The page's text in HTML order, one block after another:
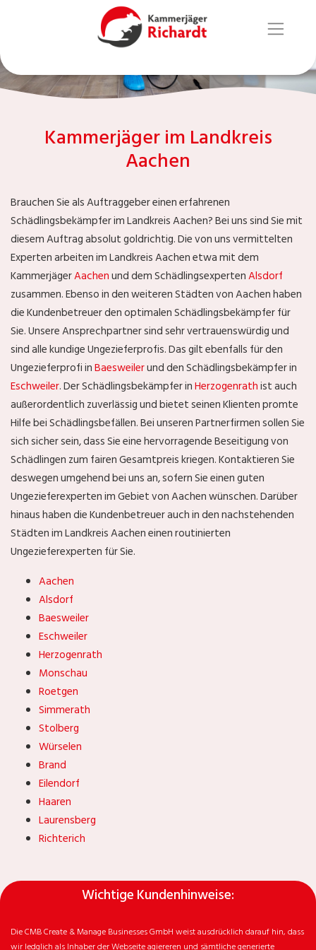
Kammerjäger im Landkreis
Aachen
Brauchen Sie als Auftraggeber einen erfahrenen
Schädlingsbekämpfer im Landkreis Aachen? Bei uns sind Sie mit
diesem Auftrag absolut goldrichtig. Die von uns vermittelten
Experten arbeiten im Landkreis Aachen etwa mit dem
KammerjägerAachenund dem SchädlingsexpertenAlsdorf
zusammen. Ebenso in den weiteren Städten von Aachen haben
die Kundenbetreuer den optimalen Schädlingsbekämpfer für
Sie. Unsere Ansprechpartner sind sehr vertrauenswürdig und
sind alle kundige Ungezieferprofis. Das gilt ebenfalls für den
Ungezieferprofi inBaesweilerund den Schädlingsbekämpfer in
Eschweiler. Der Schädlingsbekämpfer inHerzogenrathist auch
außerordentlich zuverlässig und bietet seinen Klienten promte
Hilfe bei Schädlingsbefällen. Bei unseren Partnerfirmen sollen Sie
sich sicher sein, dass Sie eine hervorragende Beseitigung von
Schädlingen zum fairen Gesamtpreis kriegen. Kontaktieren Sie
deswegen umgehend bei uns an, sofern Sie einen guten
Ungezieferexperten im Gebiet von Aachen wünschen. Darüber
hinaus haben die Kundenbetreuer auch in den nachstehenden
Städten im Landkreis Aachen einen routinierten
Ungezieferexperten für Sie.
Aachen
Alsdorf
Baesweiler
Eschweiler
Herzogenrath
Monschau
Roetgen
Simmerath
Stolberg
Würselen
Brand
Eilendorf
Haaren
Laurensberg
Richterich
Wichtige Kundenhinweise:
Die CMB Create & Manage Businesses GmbH weist ausdrücklich darauf hin, dass
wir ledglich als Inhaber der Webseite agiereren und sämtliche generierte